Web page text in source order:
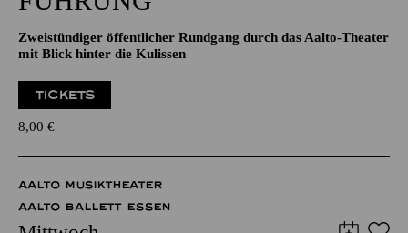
ÖFFENTLICHE THEATER­
FÜHRUNG
Zweistündiger öffentlicher Rundgang durch das Aalto-Theater
mit Blick hinter die Kulissen
8,00 €